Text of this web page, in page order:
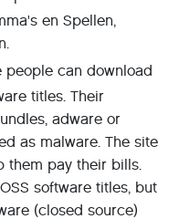
en Spellen,
people can download
titles. Their
adware or
as malware. The site
them pay their bills.
software titles, but
(closed source)